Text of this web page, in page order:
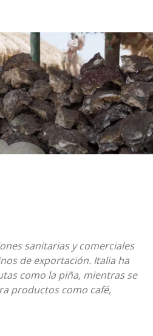
sanitarias y comerciales
de exportación. Italia ha
como la piña, mientras se
productos como café,